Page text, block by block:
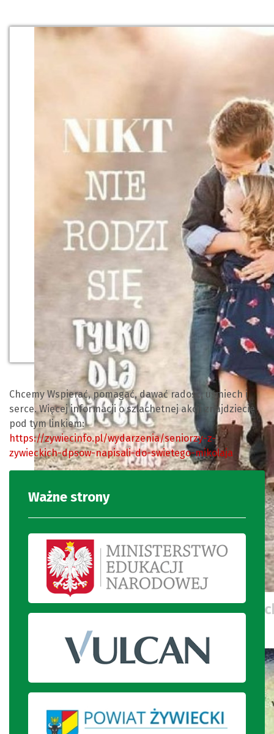
Grafika przedstawiająca małego
dziewczynkę.
Chcemy Wspierać, pomagać, dawać radość, uśmiech i
serce. Więcej informacji o szlachetnej akcji znajdziecie
pod tym linkiem:
https://zywiecinfo.pl/wydarzenia/seniorzy-z-
zywieckich-dpsow-napisali-do-swietego-mikolaja
Ważne strony